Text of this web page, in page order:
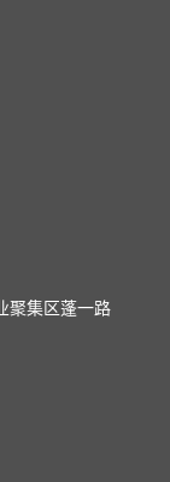
聚集区蓬一路